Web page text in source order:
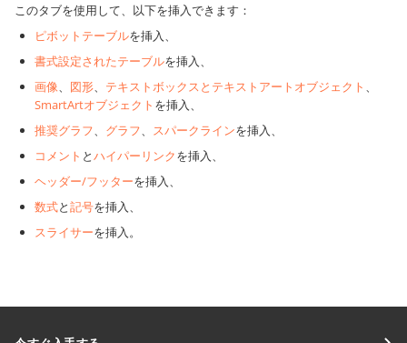
このタブを使用して、以下を挿入できます：
ピボットテーブルを挿入、
書式設定されたテーブルを挿入、
画像、 図形、 テキストボックスとテキストアートオブジェクト 、
SmartArtオブジェクト を挿入、
推奨グラフ、 グラフ、 スパークラインを挿入、
コメント とハイパーリンクを挿入、
ヘッダー/フッターを挿入、
数式と記号を挿入、
スライサーを挿入。